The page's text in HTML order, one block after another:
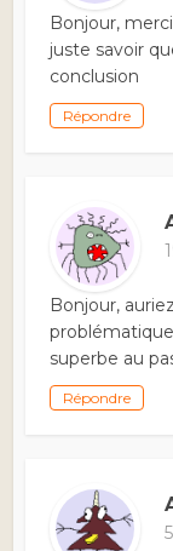
Bonjour,
juste savoir
conclusion
Répondre
Bonjour,
superbe au
Répondre